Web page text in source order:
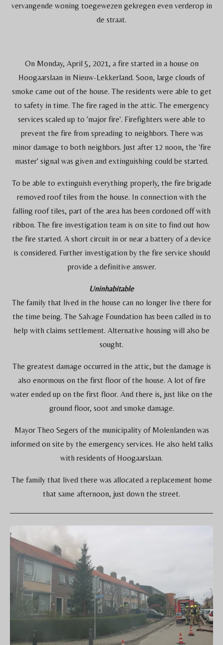
vervangende woning toegewezen gekregen even verderop in
de straat.
On Monday, April 5, 2021, a fire started in a house on
Hoogaarslaan in Nieuw-Lekkerland. Soon, large clouds of
smoke came out of the house. The residents were able to get
to safety in time. The fire raged in the attic. The emergency
services scaled up to 'major fire'. Firefighters were able to
prevent the fire from spreading to neighbors. There was
minor damage to both neighbors. Just after 12 noon, the 'fire
master' signal was given and extinguishing could be started.
To be able to extinguish everything properly, the fire brigade
removed roof tiles from the house. In connection with the
falling roof tiles, part of the area has been cordoned off with
ribbon. The fire investigation team is on site to find out how
the fire started. A short circuit in or near a battery of a device
is considered. Further investigation by the fire service should
provide a definitive answer.
Uninhabitable
The family that lived in the house can no longer live there for
the time being. The Salvage Foundation has been called in to
help with claims settlement. Alternative housing will also be
sought.
The greatest damage occurred in the attic, but the damage is
also enormous on the first floor of the house. A lot of fire
water ended up on the first floor. And there is, just like on the
ground floor, soot and smoke damage.
Mayor Theo Segers of the municipality of Molenlanden was
informed on site by the emergency services. He also held talks
with residents of Hoogaarslaan.
The family that lived there was allocated a replacement home
that same afternoon, just down the street.